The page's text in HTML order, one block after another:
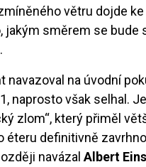
větru dojde
jakým směrem se bude
navazoval na úvodní
naprosto však selhal.
zlom“, který přiměl
éteru definitivně
navázal Albert